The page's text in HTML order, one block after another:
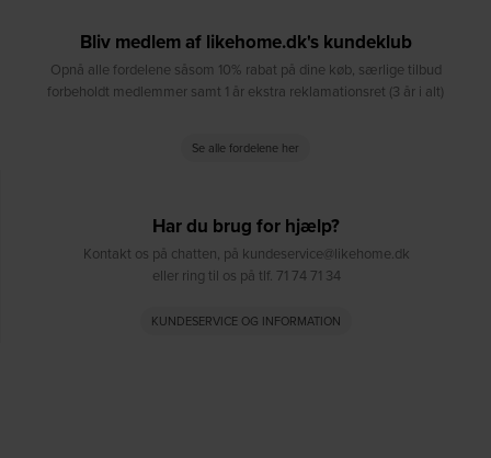
Bliv medlem af likehome.dk's kundeklub
Opnå alle fordelene såsom 10% rabat på dine køb, særlige tilbud
forbeholdt medlemmer samt 1 år ekstra reklamationsret (3 år i alt)
Se alle fordelene her
Har du brug for hjælp?
Kontakt os på chatten, på kundeservice@likehome.dk
eller ring til os på tlf. 71 74 71 34
KUNDESERVICE OG INFORMATION